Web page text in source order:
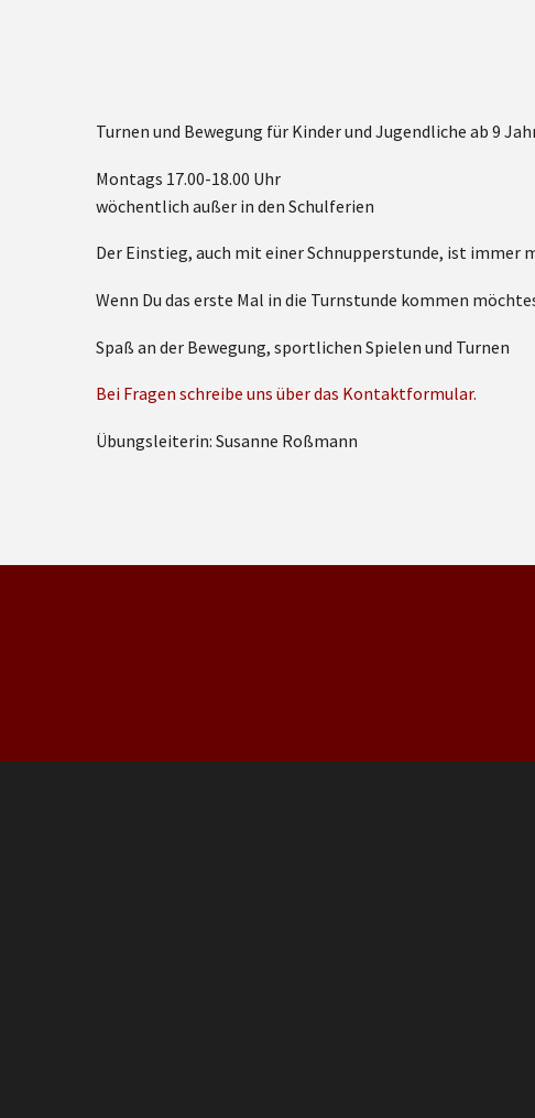
Turnen und Bewegung für Kinder und Jugendliche ab 9
Montags 17.00-18.00 Uhr
wöchentlich außer in den Schulferien
Der Einstieg, auch mit einer Schnupperstunde, ist immer
Wenn Du das erste Mal in die Turnstunde kommen
Spaß an der Bewegung, sportlichen Spielen und Turnen
Bei Fragen schreibe uns über das Kontaktformular.
Übungsleiterin: Susanne Roßmann